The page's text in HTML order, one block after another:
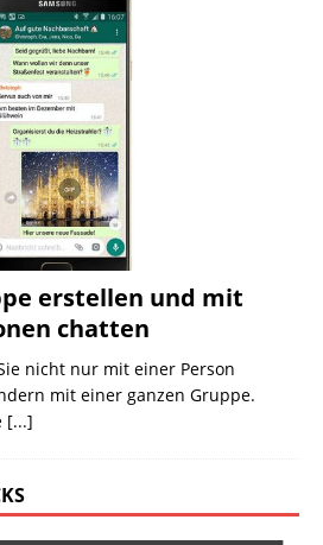
erstellen und mit
chatten
nicht nur mit einer Person
mit einer ganzen Gruppe.
[...]